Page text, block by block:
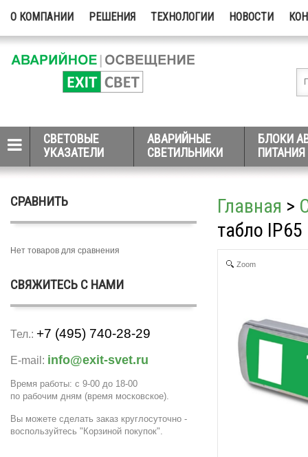
О КОМПАНИИ РЕШЕНИЯ ТЕХНОЛОГИИ НОВОСТИ
СВЕТОВЫЕ
УКАЗАТЕЛИ
АВАРИЙНЫЕ
СВЕТИЛЬНИКИ
БЛОКИ
ПИТАНИЯ
СРАВНИТЬ
Нет товаров для сравнения
СВЯЖИТЕСЬ С НАМИ
Тел.: +7 (495) 740-28-29
E-mail: info@exit-svet.ru
Время работы: с 9-00 до 18-00
по рабочим дням (время московское).
Вы можете сделать заказ круглосуточно -
воспользуйтесь "Корзиной покупок".
Главная >
табло
Zoom